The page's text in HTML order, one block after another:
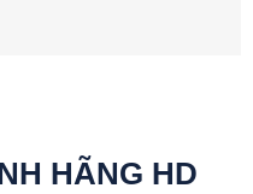
HÃNG HD